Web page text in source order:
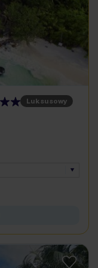
Luksusowy